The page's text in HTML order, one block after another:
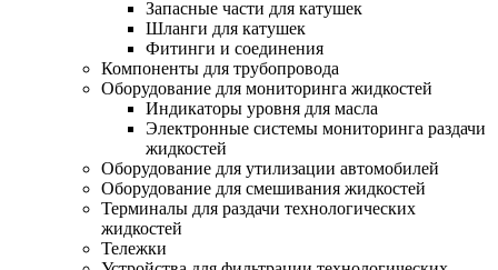
Запасные части для катушек
Шланги для катушек
Фитинги и соединения
Компоненты для трубопровода
Оборудование для мониторинга жидкостей
Индикаторы уровня для масла
Электронные системы мониторинга раздачи
жидкостей
Оборудование для утилизации автомобилей
Оборудование для смешивания жидкостей
Терминалы для раздачи технологических
жидкостей
Тележки